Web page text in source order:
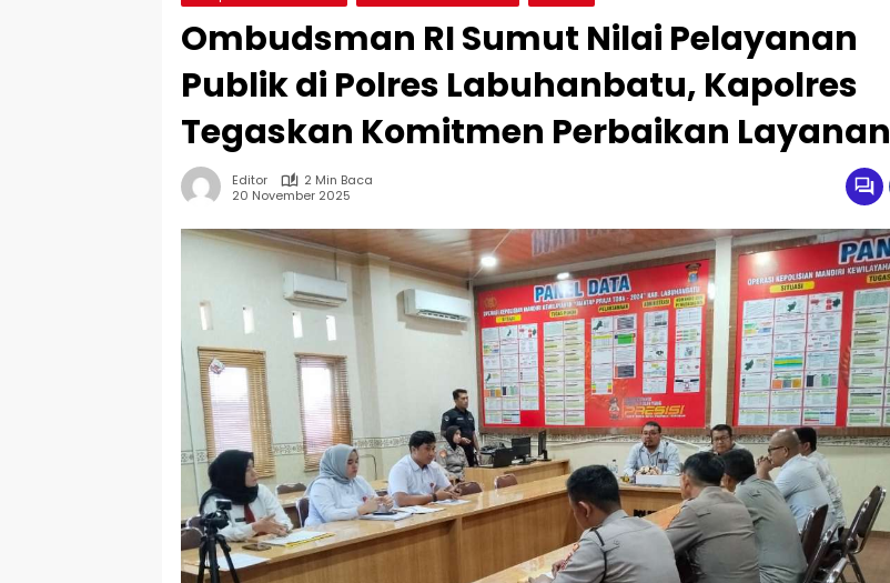
Ombudsman RI Sumut Nilai Pelayanan
Publik di Polres Labuhanbatu, Kapolres
Tegaskan Komitmen Perbaikan Layanan
Editor
2 Min Baca
20 November 2025